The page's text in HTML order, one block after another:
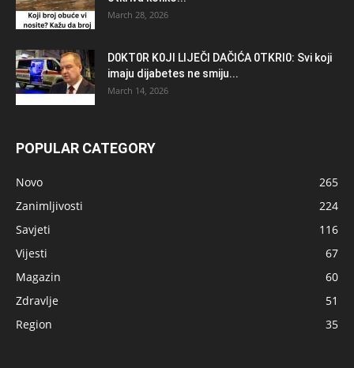
March 28, 2026
D0KT0R K0Jl LlJEČl DAČlĆA 0TKRl0: Svi koji
imaju dijabetes ne smiju...
March 14, 2026
POPULAR CATEGORY
Novo
265
Zanimljivosti
224
Savjeti
116
Vijesti
67
Magazin
60
Zdravlje
51
Region
35